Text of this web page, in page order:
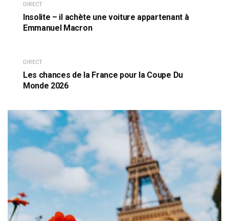
DIRECT
Insolite – il achète une voiture appartenant à
Emmanuel Macron
DIRECT
Les chances de la France pour la Coupe Du
Monde 2026